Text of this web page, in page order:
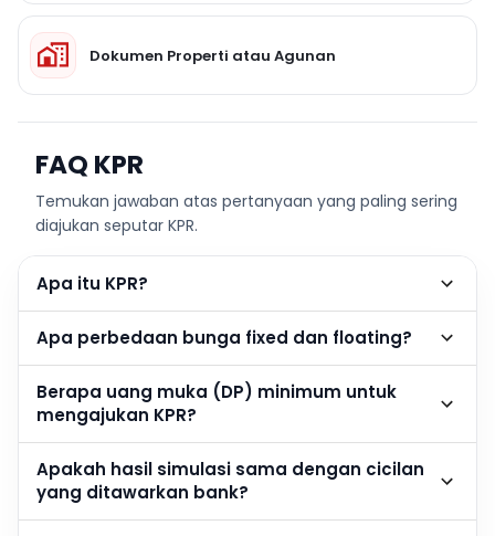
Dokumen Properti atau Agunan
FAQ KPR
Temukan jawaban atas pertanyaan yang paling sering
diajukan seputar KPR.
Apa itu KPR?
Apa perbedaan bunga fixed dan floating?
Berapa uang muka (DP) minimum untuk
mengajukan KPR?
Apakah hasil simulasi sama dengan cicilan
yang ditawarkan bank?